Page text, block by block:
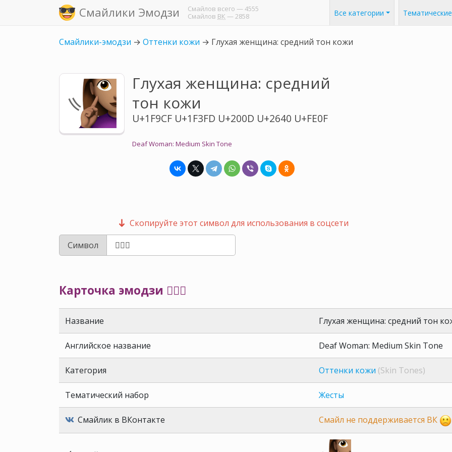
Смайлики Эмодзи Смайлов всего — 4555
Смайлов ВК — 2858 Все категории
Смайлики-эмодзи → Оттенки кожи → Глухая женщина: средний тон кожи
Глухая женщина: средний
тон кожи
U+1F9CF U+1F3FD U+200D U+2640 U+FE0F
Deaf Woman: Medium Skin Tone
Скопируйте этот символ для использования в соцсети
Символ
Карточка эмодзи 🧏🏽‍♀️
Название Глухая женщина: средний тон
Английское название Deaf Woman: Medium Skin Tone
Категория Оттенки кожи (Skin Tones)
Тематический набор Жесты
Смайлик в ВКонтакте Смайл не поддерживается ВК